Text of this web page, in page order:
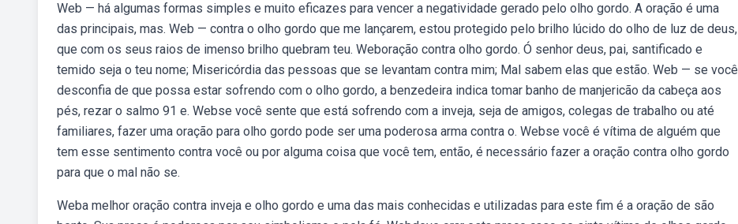
Web — há algumas formas simples e muito eficazes para vencer a negatividade gerado pelo olho gordo. A oração é uma
das principais, mas. Web — contra o olho gordo que me lançarem, estou protegido pelo brilho lúcido do olho de luz de deus,
que com os seus raios de imenso brilho quebram teu. Weboração contra olho gordo. Ó senhor deus, pai, santificado e
temido seja o teu nome; Misericórdia das pessoas que se levantam contra mim; Mal sabem elas que estão. Web — se você
desconfia de que possa estar sofrendo com o olho gordo, a benzedeira indica tomar banho de manjericão da cabeça aos
pés, rezar o salmo 91 e. Webse você sente que está sofrendo com a inveja, seja de amigos, colegas de trabalho ou até
familiares, fazer uma oração para olho gordo pode ser uma poderosa arma contra o. Webse você é vítima de alguém que
tem esse sentimento contra você ou por alguma coisa que você tem, então, é necessário fazer a oração contra olho gordo
para que o mal não se.
Weba melhor oração contra inveja e olho gordo e uma das mais conhecidas e utilizadas para este fim é a oração de são